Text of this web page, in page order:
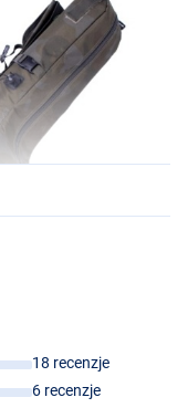
18 recenzje
6 recenzje